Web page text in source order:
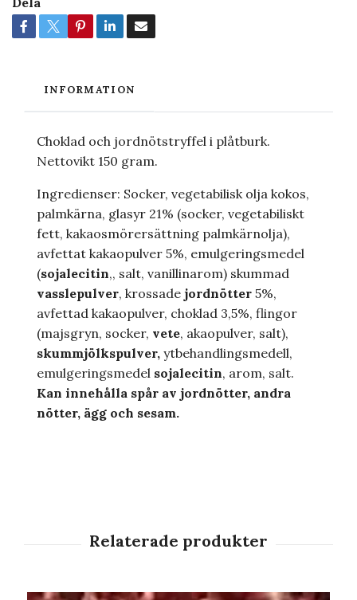
INFORMATION
Choklad och jordnötstryffel i plåtburk.
Nettovikt 150 gram.
Ingredienser: Socker, vegetabilisk olja kokos,
palmkärna, glasyr 21% (socker, vegetabiliskt
fett, kakaosmörersättning palmkärnolja),
avfettat kakaopulver 5%, emulgeringsmedel
(sojalecitin,, salt, vanillinarom) skummad
vasslepulver, krossade jordnötter 5%,
avfettad kakaopulver, choklad 3,5%, flingor
(majsgryn, socker, vete, akaopulver, salt),
skummjölkspulver, ytbehandlingsmedell,
emulgeringsmedel sojalecitin, arom, salt.
Kan innehålla spår av jordnötter, andra
nötter, ägg och sesam.